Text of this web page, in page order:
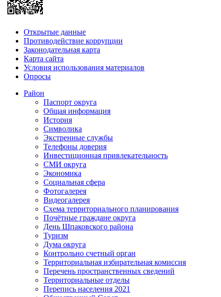
Открытые данные
Противодействие коррупции
Законодательная карта
Карта сайта
Условия использования материалов
Опросы
Район
Паспорт округа
Общая информация
История
Символика
Экстренные службы
Телефоны доверия
Инвестиционная привлекательность
СМИ округа
Экономика
Социальная сфера
Фотогалерея
Видеогалерея
Схема территориального планирования
Почётные граждане округа
День Шпаковского района
Туризм
Дума округа
Контрольно счетный орган
Территориальная избирательная комиссия
Перечень пространственных сведений
Территориальные отделы
Перепись населения 2021